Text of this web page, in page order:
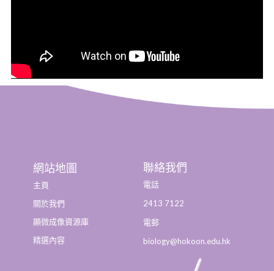
網站地圖
主頁
關於我們
顯微成像資源庫
精選內容
聯絡我們
電話
2413 7122
電郵
biology@hokoon.edu.hk​